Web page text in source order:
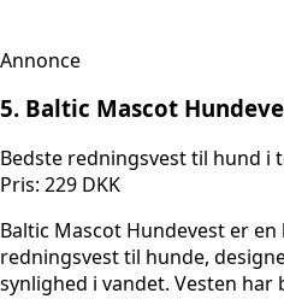
Annonce
5. Baltic Mascot
Bedste redningsvest til hund i
Pris: 229 DKK
Baltic Mascot Hundevest er
redningsvest til hunde,
synlighed i vandet. Vesten